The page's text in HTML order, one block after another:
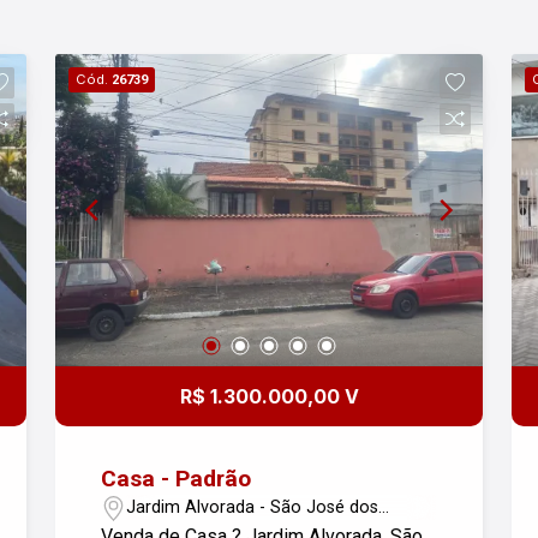
Cód. 26739
R$ 1.300.000,00 V
Casa - Padrão
Jardim Alvorada - São José dos
Campos/SP